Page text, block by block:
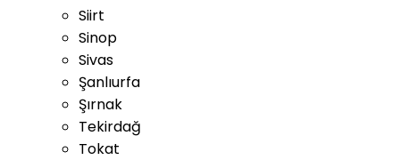
Siirt
Sinop
Sivas
Şanlıurfa
Şırnak
Tekirdağ
Tokat